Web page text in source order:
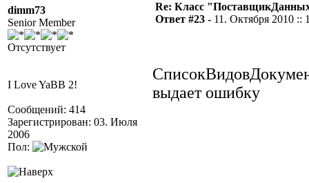
dimm73
Senior Member
Отсутствует
I Love YaBB 2!
Сообщений: 414
Зарегистрирован: 03. Июля
2006
Пол:
Re: Класс
Ответ #23 - 11. Октября 2010 ::
выдает ошибку